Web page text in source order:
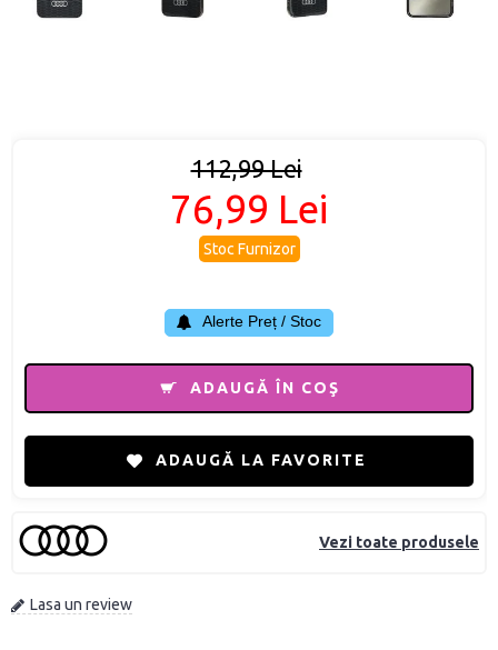
Vezi toate produsele
Lasa un review
112,99 Lei
76,99 Lei
Stoc Furnizor
Alerte Preț / Stoc
ADAUGĂ ÎN COŞ
ADAUGĂ LA FAVORITE